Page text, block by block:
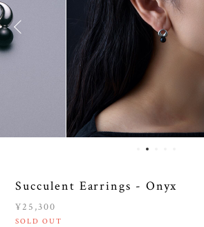
Succulent Earrings - Onyx
¥25,300
SOLD OUT